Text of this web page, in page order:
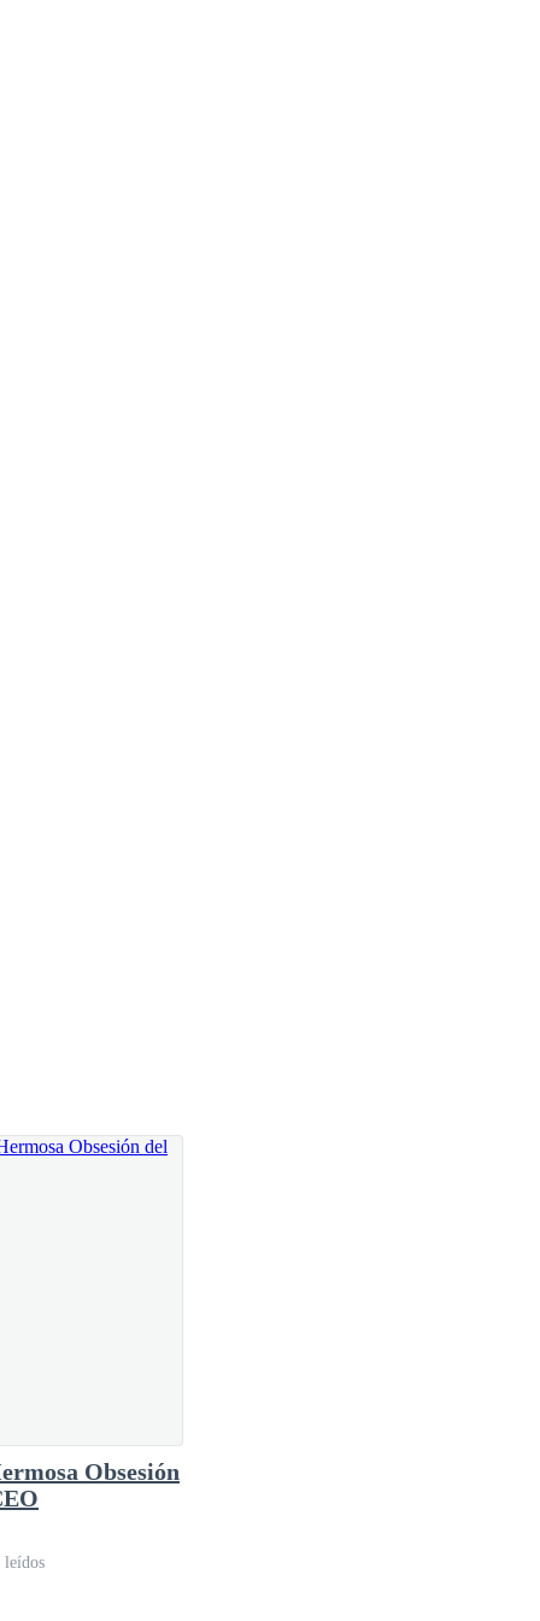
de aliento siempre, aún cuando sentía que no
Ari.
primeros diez lugares.
solo me da seis meses de vida, debo tener
no quiero que se preocupen por mí, no quiero
Obsesión
leídos